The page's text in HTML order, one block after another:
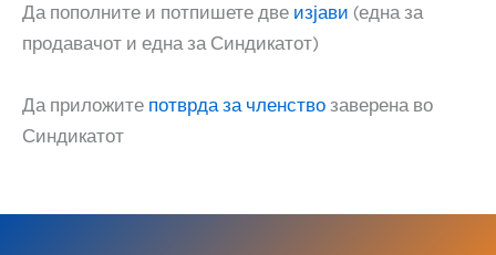
Да пополните и потпишете две изјави (една за
продавачот и една за Синдикатот)
Да приложите потврда за членство заверена во
Синдикатот